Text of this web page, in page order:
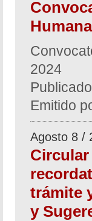
2024
Emitido
Agosto 8 /
trámite
y